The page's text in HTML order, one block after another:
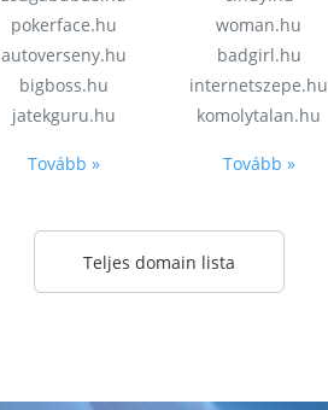
pokerface.hu
autoverseny.hu
bigboss.hu
jatekguru.hu
Tovább »
woman.hu
badgirl.hu
internetszepe.hu
komolytalan.hu
Tovább »
Teljes domain lista